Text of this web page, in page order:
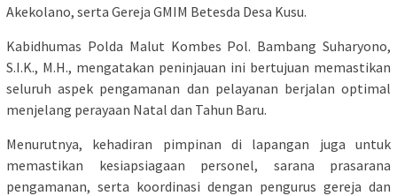
Akekolano, serta Gereja GMIM Betesda Desa Kusu.
Kabidhumas Polda Malut Kombes Pol. Bambang Suharyono,
S.I.K., M.H., mengatakan peninjauan ini bertujuan memastikan
seluruh aspek pengamanan dan pelayanan berjalan optimal
menjelang perayaan Natal dan Tahun Baru.
Menurutnya, kehadiran pimpinan di lapangan juga untuk
memastikan kesiapsiagaan personel, sarana prasarana
pengamanan, serta koordinasi dengan pengurus gereja dan